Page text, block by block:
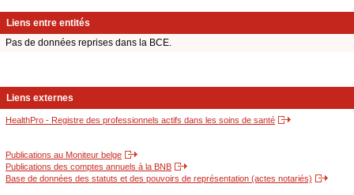
Liens entre entités
Pas de données reprises dans la BCE.
Liens externes
HealthPro - Registre des professionnels actifs dans les soins de santé
Publications au Moniteur belge
Publications des comptes annuels à la BNB
Base de données des statuts et des pouvoirs de représentation (actes notariés)